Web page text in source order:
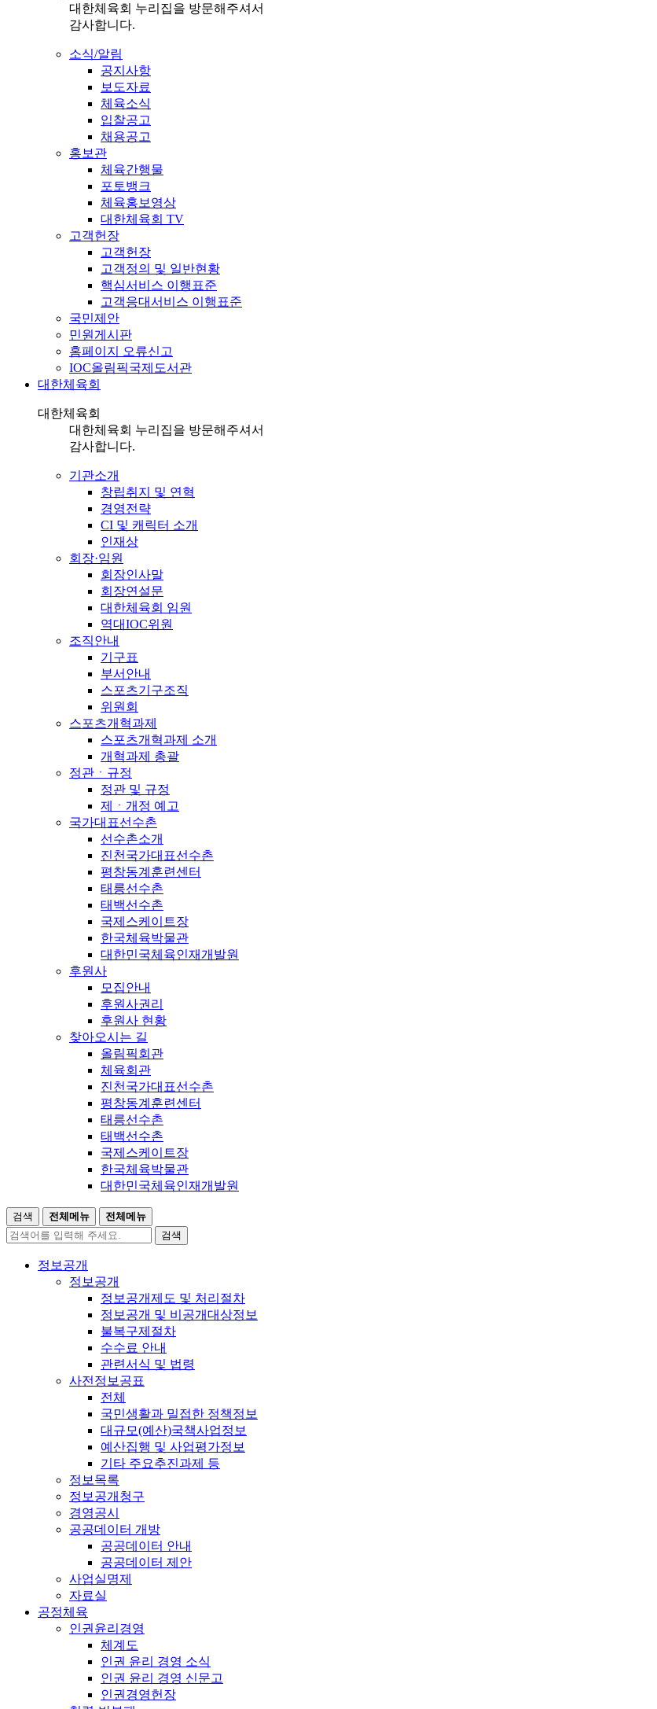
대한체육회 누리집을 방문해주셔서
감사합니다.
소식/알림
공지사항
보도자료
체육소식
입찰공고
채용공고
홍보관
체육간행물
포토뱅크
체육홍보영상
대한체육회 TV
고객헌장
고객헌장
고객정의 및 일반현황
핵심서비스 이행표준
고객응대서비스 이행표준
국민제안
민원게시판
홈페이지 오류신고
IOC올림픽국제도서관
대한체육회
대한체육회
대한체육회 누리집을 방문해주셔서
감사합니다.
기관소개
창립취지 및 연혁
경영전략
CI 및 캐릭터 소개
인재상
회장·임원
회장인사말
회장연설문
대한체육회 임원
역대IOC위원
조직안내
기구표
부서안내
스포츠기구조직
위원회
스포츠개혁과제
스포츠개혁과제 소개
개혁과제 총괄
정관ㆍ규정
정관 및 규정
제ㆍ개정 예고
국가대표선수촌
선수촌소개
진천국가대표선수촌
평창동계훈련센터
태릉선수촌
태백선수촌
국제스케이트장
한국체육박물관
대한민국체육인재개발원
후원사
모집안내
후원사권리
후원사 현황
찾아오시는 길
올림픽회관
체육회관
진천국가대표선수촌
평창동계훈련센터
태릉선수촌
태백선수촌
국제스케이트장
한국체육박물관
대한민국체육인재개발원
검색 전체메뉴
전체메뉴
검색
정보공개
정보공개
정보공개제도 및 처리절차
정보공개 및 비공개대상정보
불복구제절차
수수료 안내
관련서식 및 법령
사전정보공표
전체
국민생활과 밀접한 정책정보
대규모(예산)국책사업정보
예산집행 및 사업평가정보
기타 주요추진과제 등
정보목록
정보공개청구
경영공시
공공데이터 개방
공공데이터 안내
공공데이터 제안
사업실명제
자료실
공정체육
인권윤리경영
체계도
인권 윤리 경영 소식
인권 윤리 경영 신문고
인권경영헌장